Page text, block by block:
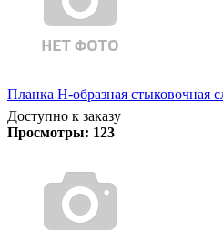
Планка Н-образная стыковочная
Доступно к заказу
Просмотры: 123